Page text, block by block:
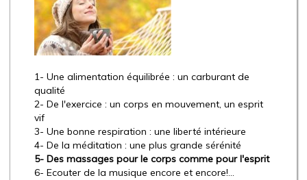
1- Une alimentation équilibrée : un carburant de
qualité
2- De l'exercice : un corps en mouvement, un esprit
vif
3- Une bonne respiration : une liberté intérieure
4- De la méditation : une plus grande sérénité
5- Des massages pour le corps comme pour l'esprit
6- Ecouter de la musique encore et encore!…